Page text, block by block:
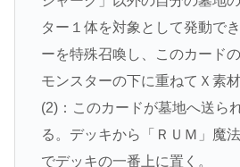
ター１体を対象として発動で
ーを特殊召喚し、このカード
モンスターの下に重ねてＸ素材
(2)：このカードが墓地へ送ら
る。デッキから「ＲＵＭ」魔
でデッキの一番上に置く。